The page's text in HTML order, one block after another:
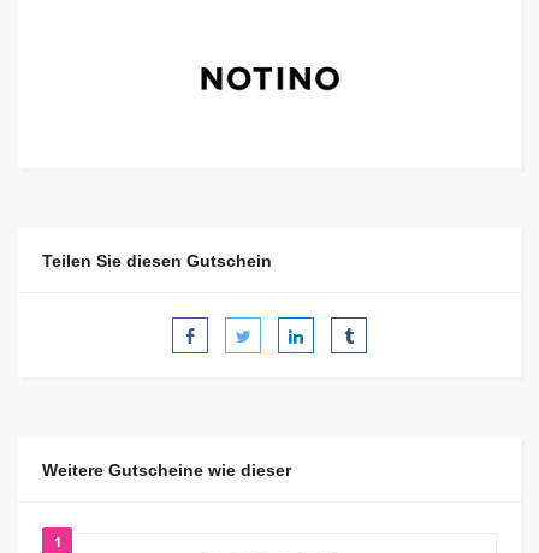
Teilen Sie diesen Gutschein
Weitere Gutscheine wie dieser
1